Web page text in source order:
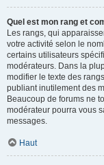
Quel est mon rang et
Les rangs, qui
votre activité selon le
certains utilisateurs
modérateurs. Dans la
modifier le texte des
publiant inutilement des
Beaucoup de forums ne
modérateur pourra vous
messages.
Haut